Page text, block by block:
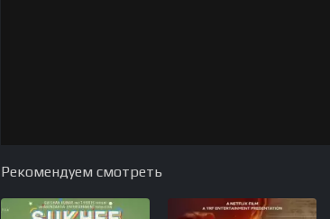
Рекомендуем смотреть